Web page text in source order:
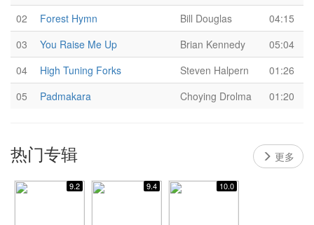
02
Forest Hymn Bill Douglas
04:15
03
You Raise Me Up Brian Kennedy
05:04
04
High Tuning Forks Steven Halpern
01:26
05
Padmakara Choying Drolma 01:20
热门专辑 更多
9.2 9.4 10.0